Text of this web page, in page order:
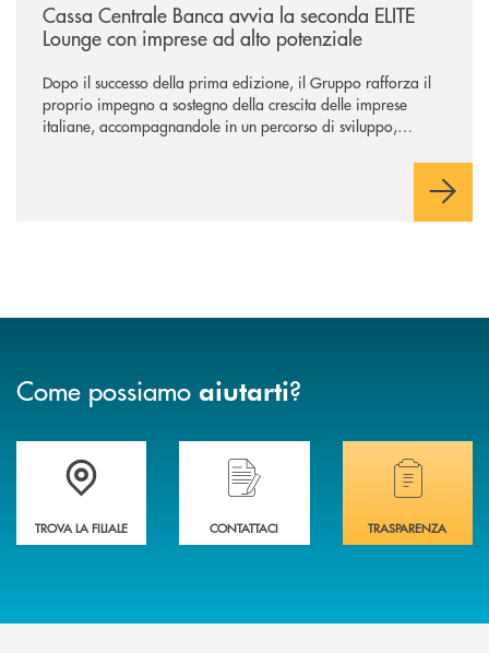
Cassa Centrale Banca avvia la seconda ELITE
Lounge con imprese ad alto potenziale
Dopo il successo della prima edizione, il Gruppo rafforza il
proprio impegno a sostegno della crescita delle imprese
italiane, accompagnandole in un percorso di sviluppo,
Come possiamo aiutarti?
Trova la filiale più vicina a te .
TROVA LA FILIALE
Hai bisogno di assistenza immediata?
CONTATTACI
Hai bisogno di
TRASPARENZA